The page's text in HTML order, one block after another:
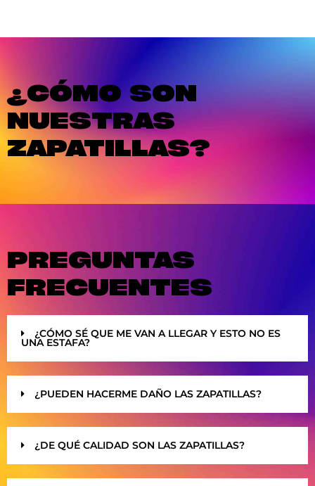
¿CÓMO SON
NUESTRAS
ZAPATILLAS?
PREGUNTAS
FRECUENTES
¿CÓMO SÉ QUE ME VAN A LLEGAR Y ESTO NO ES
UNA ESTAFA?
¿PUEDEN HACERME DAÑO LAS ZAPATILLAS?
¿DE QUÉ CALIDAD SON LAS ZAPATILLAS?